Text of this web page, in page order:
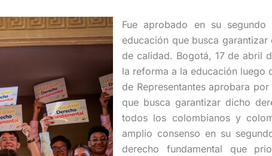
Fue aprobado en su
educación que busca
de calidad. Bogotá, 17 de abril
la reforma a la educación luego
de Representantes aprobara
que busca garantizar dicho
todos los colombianos y
amplio consenso en su
derecho fundamental que